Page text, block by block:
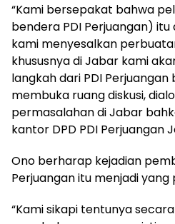
“Kami bersepakat bahwa
bendera PDI Perjuangan)
kami menyesalkan
khususnya di Jabar kami
langkah dari PDI
membuka ruang diskusi,
permasalahan di Jabar
kantor DPD PDI Perjuangan
Ono berharap kejadian
Perjuangan itu menjadi
“Kami sikapi tentunya